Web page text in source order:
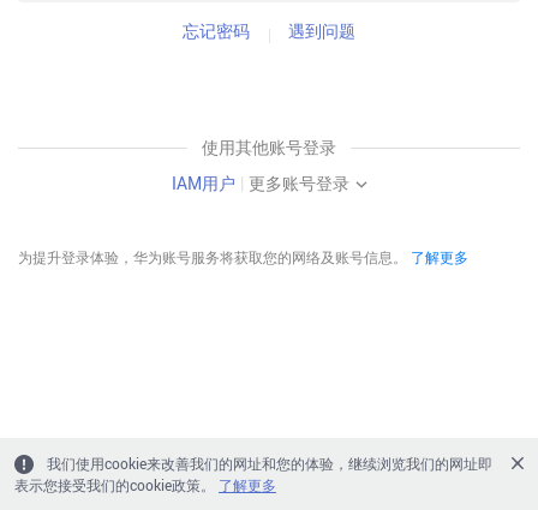
忘记密码 遇到问题
使用其他账号登录
IAM用户 | 更多账号登录
为提升登录体验，华为账号服务将获取您的网络及账号信息。 了解更多
我们使用cookie来改善我们的网址和您的体验，继续浏览我们的网址即
表示您接受我们的cookie政策。
了解更多